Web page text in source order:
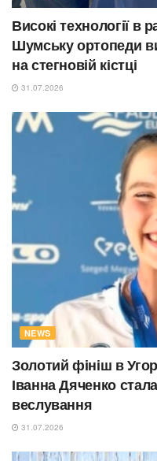
Високі технології в
Шумську ортопеди
на стегновій кістці
31.07.2026
NEWS
Золотий фініш в
Іванна Дяченко
веслування
31.07.2026